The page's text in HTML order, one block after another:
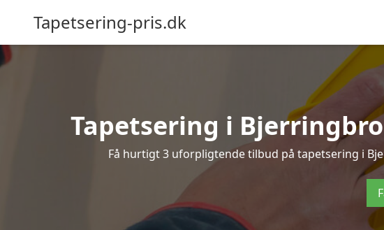
Tapetsering-pris.dk
Tapetsering i
Få hurtigt 3 uforpligtende tilbud på tapetsering i